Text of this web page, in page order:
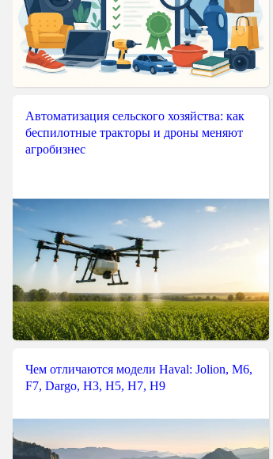
Автоматизация сельского хозяйства: как
беспилотные тракторы и дроны меняют
агробизнес
Чем отличаются модели Haval: Jolion, M6,
F7, Dargo, H3, H5, H7, H9